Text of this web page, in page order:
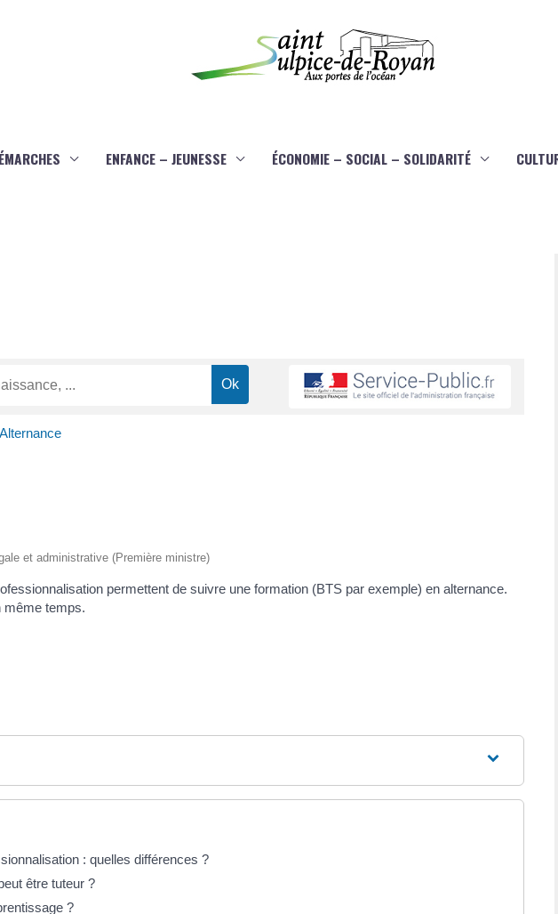
ENFANCE – JEUNESSE ÉCONOMIE – SOCIAL – SOLIDARITÉ
Alternance
et administrative (Première ministre)
permettent de suivre une formation (BTS par exemple) en alternance.
même temps.
: quelles différences ?
être tuteur ?
?